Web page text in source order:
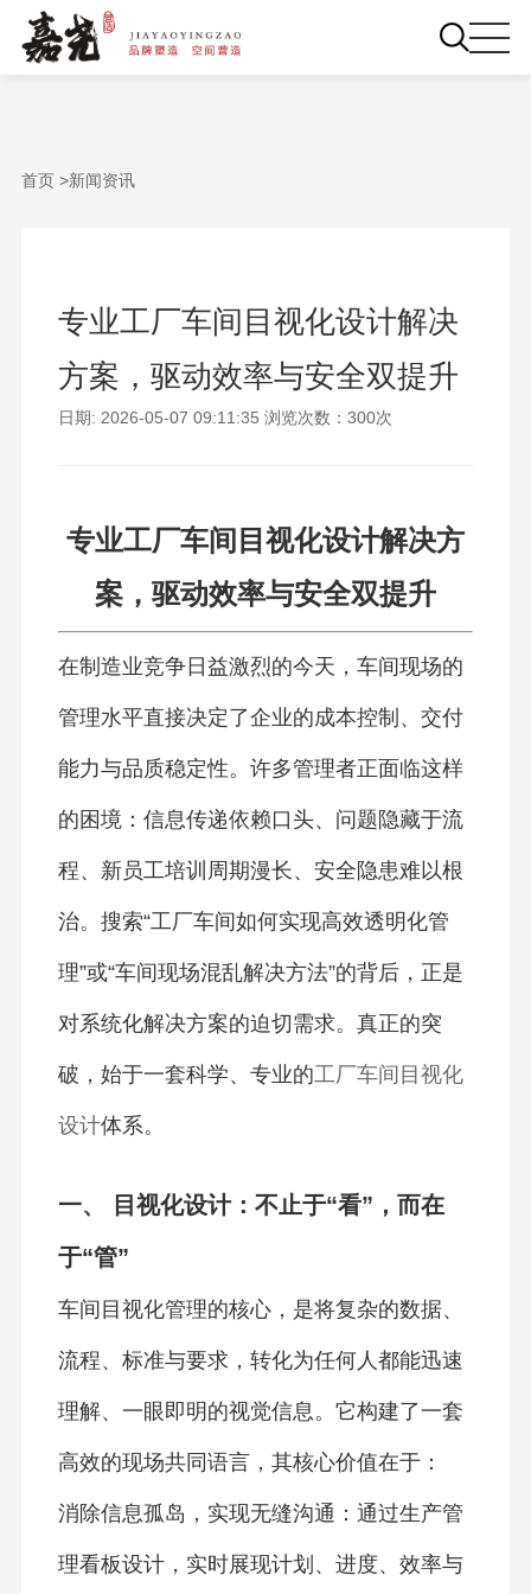
首页 >新闻资讯
专业工厂车间目视化设计解决
方案，驱动效率与安全双提升
日期: 2026-05-07 09:11:35 浏览次数：300次
专业工厂车间目视化设计解决方
案，驱动效率与安全双提升
在制造业竞争日益激烈的今天，车间现场的
管理水平直接决定了企业的成本控制、交付
能力与品质稳定性。许多管理者正面临这样
的困境：信息传递依赖口头、问题隐藏于流
程、新员工培训周期漫长、安全隐患难以根
治。搜索“工厂车间如何实现高效透明化管
理”或“车间现场混乱解决方法”的背后，正是
对系统化解决方案的迫切需求。真正的突
破，始于一套科学、专业的工厂车间目视化
设计体系。
一、 目视化设计：不止于“看”，而在
于“管”
车间目视化管理的核心，是将复杂的数据、
流程、标准与要求，转化为任何人都能迅速
理解、一眼即明的视觉信息。它构建了一套
高效的现场共同语言，其核心价值在于：
消除信息孤岛，实现无缝沟通：通过生产管
理看板设计，实时展现计划、进度、效率与